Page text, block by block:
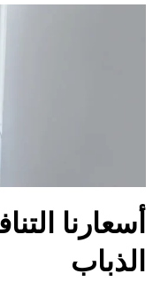
أسعارنا
الذباب